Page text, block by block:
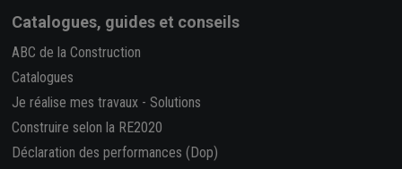
Catalogues, guides et conseils
ABC de la Construction
Catalogues
Je réalise mes travaux - Solutions
Construire selon la RE2020
Déclaration des performances (Dop)